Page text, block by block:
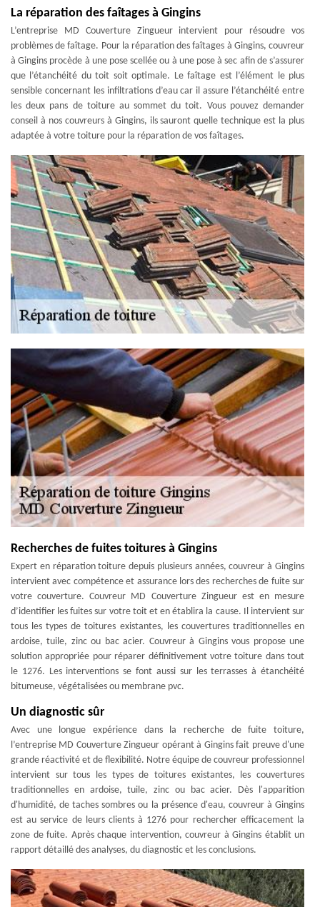
La réparation des faîtages à Gingins
L’entreprise MD Couverture Zingueur intervient pour résoudre vos
problèmes de faîtage. Pour la réparation des faîtages à Gingins, couvreur
à Gingins procède à une pose scellée ou à une pose à sec afin de s’assurer
que l’étanchéité du toit soit optimale. Le faîtage est l’élément le plus
sensible concernant les infiltrations d’eau car il assure l’étanchéité entre
les deux pans de toiture au sommet du toit. Vous pouvez demander
conseil à nos couvreurs à Gingins, ils sauront quelle technique est la plus
adaptée à votre toiture pour la réparation de vos faîtages.
Recherches de fuites toitures à Gingins
Expert en réparation toiture depuis plusieurs années, couvreur à Gingins
intervient avec compétence et assurance lors des recherches de fuite sur
votre couverture. Couvreur MD Couverture Zingueur est en mesure
d’identifier les fuites sur votre toit et en établira la cause. Il intervient sur
tous les types de toitures existantes, les couvertures traditionnelles en
ardoise, tuile, zinc ou bac acier. Couvreur à Gingins vous propose une
solution appropriée pour réparer définitivement votre toiture dans tout
le 1276. Les interventions se font aussi sur les terrasses à étanchéité
bitumeuse, végétalisées ou membrane pvc.
Un diagnostic sûr
Avec une longue expérience dans la recherche de fuite toiture,
l’entreprise MD Couverture Zingueur opérant à Gingins fait preuve d'une
grande réactivité et de flexibilité. Notre équipe de couvreur professionnel
intervient sur tous les types de toitures existantes, les couvertures
traditionnelles en ardoise, tuile, zinc ou bac acier. Dès l'apparition
d'humidité, de taches sombres ou la présence d'eau, couvreur à Gingins
est au service de leurs clients à 1276 pour rechercher efficacement la
zone de fuite. Après chaque intervention, couvreur à Gingins établit un
rapport détaillé des analyses, du diagnostic et les conclusions.